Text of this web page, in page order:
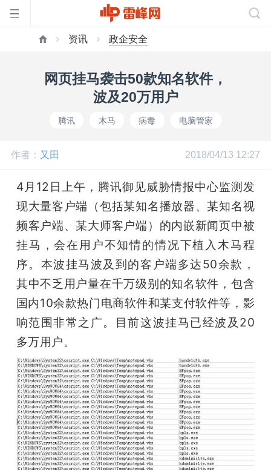
网
开
课
活
动
中
心
资讯 政企安全
网页挂马袭击50款知名软件，
波及20万用户
腾讯 木马 病毒 电脑管家
作者： 又田 2018/04/13 12:27
4月12日上午，腾讯御见威胁情报中心监测发
现大量客户端（包括某知名播放器、某知名视
频客户端、某大师客户端）的内嵌新闻页中被
挂马，会在用户不知情的情况下植入木马程
序。本波挂马波及到的客户端多达50余款，
其中不乏用户量在千万级别的知名软件，包含
国内10余款热门电商软件和某支付软件等，影
响范围非常之广。目前这波挂马已经波及20
多万用户。